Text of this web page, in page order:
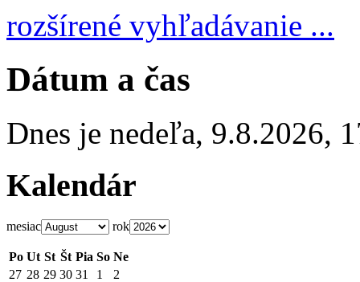
rozšírené vyhľadávanie ...
Dátum a čas
Dnes je nedeľa, 9.8.2026,
Kalendár
mesiac rok
Po Ut St Št Pia So Ne
27 28 29 30 31 1
2